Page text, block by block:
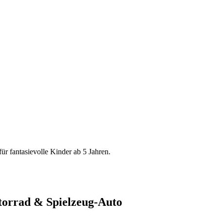
fantasievolle Kinder ab 5 Jahren.
& Spielzeug-Auto